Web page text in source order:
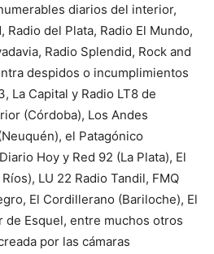
diarios del interior,
Radio del Plata, Radio El Mundo,
Radio Splendid, Rock and
despidos o incumplimientos
La Capital y Radio LT8 de
(Córdoba), Los Andes
el Patagónico
Hoy y Red 92 (La Plata), El
LU 22 Radio Tandil, FMQ
El Cordillerano (Bariloche), El
de Esquel, entre muchos otros
por las cámaras